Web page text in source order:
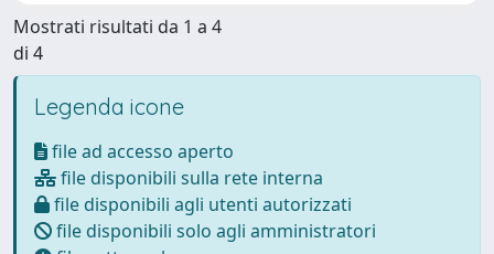
Mostrati risultati da 1 a 4
di 4
Legenda icone
file ad accesso aperto
file disponibili sulla rete interna
file disponibili agli utenti autorizzati
file disponibili solo agli amministratori